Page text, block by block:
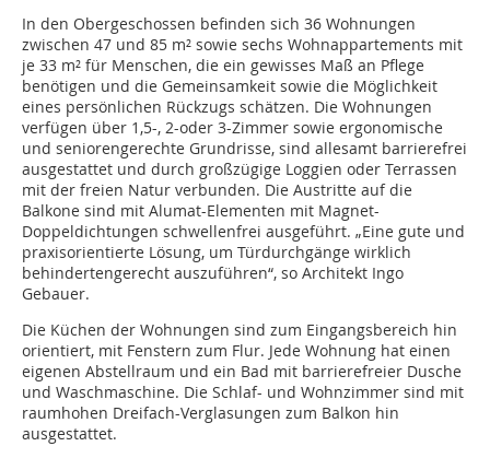
In den Obergeschossen befinden sich 36 Wohnungen
zwischen 47 und 85 m² sowie sechs Wohnappartements mit
je 33 m² für Menschen, die ein gewisses Maß an Pflege
benötigen und die Gemeinsamkeit sowie die Möglichkeit
eines persönlichen Rückzugs schätzen. Die Wohnungen
verfügen über 1,5-, 2-oder 3-Zimmer sowie ergonomische
und seniorengerechte Grundrisse, sind allesamt barrierefrei
ausgestattet und durch großzügige Loggien oder Terrassen
mit der freien Natur verbunden. Die Austritte auf die
Balkone sind mit Alumat-Elementen mit Magnet-
Doppeldichtungen schwellenfrei ausgeführt. „Eine gute und
praxisorientierte Lösung, um Türdurchgänge wirklich
behindertengerecht auszuführen“, so Architekt Ingo
Gebauer.
Die Küchen der Wohnungen sind zum Eingangsbereich hin
orientiert, mit Fenstern zum Flur. Jede Wohnung hat einen
eigenen Abstellraum und ein Bad mit barrierefreier Dusche
und Waschmaschine. Die Schlaf- und Wohnzimmer sind mit
raumhohen Dreifach-Verglasungen zum Balkon hin
ausgestattet.